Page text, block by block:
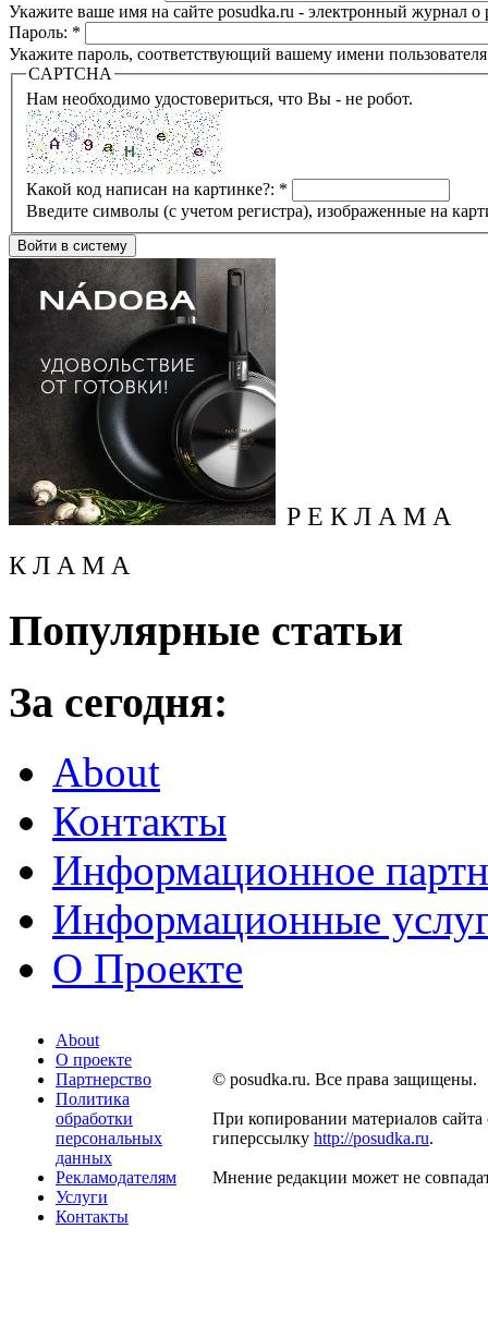
Укажите ваше имя на сайте posudka.ru - электронный журнал
Пароль: *
Укажите пароль, соответствующий вашему имени
CAPTCHA
Нам необходимо удостовериться, что Вы - не робот.
Какой код написан на картинке?: *
Введите символы (с учетом регистра), изображенные на
Р Е К Л А М А
К Л А М А
Популярные статьи
За сегодня:
About
Контакты
Информационное
Информационные
О Проекте
About
О проекте
Партнерство
Политика
обработки
персональных
данных
Рекламодателям
Услуги
Контакты
© posudka.ru. Все права защищены.
При копировании материалов сайта
гиперссылку http://posudka.ru.
Мнение редакции может не